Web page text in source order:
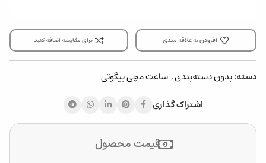
افزودن به علاقه مندی برای مقایسه اضافه کنید
دسته:بدون دسته‌بندی, ساعت مچی بیگوتی
اشتراک گذاری
قیمت محصول